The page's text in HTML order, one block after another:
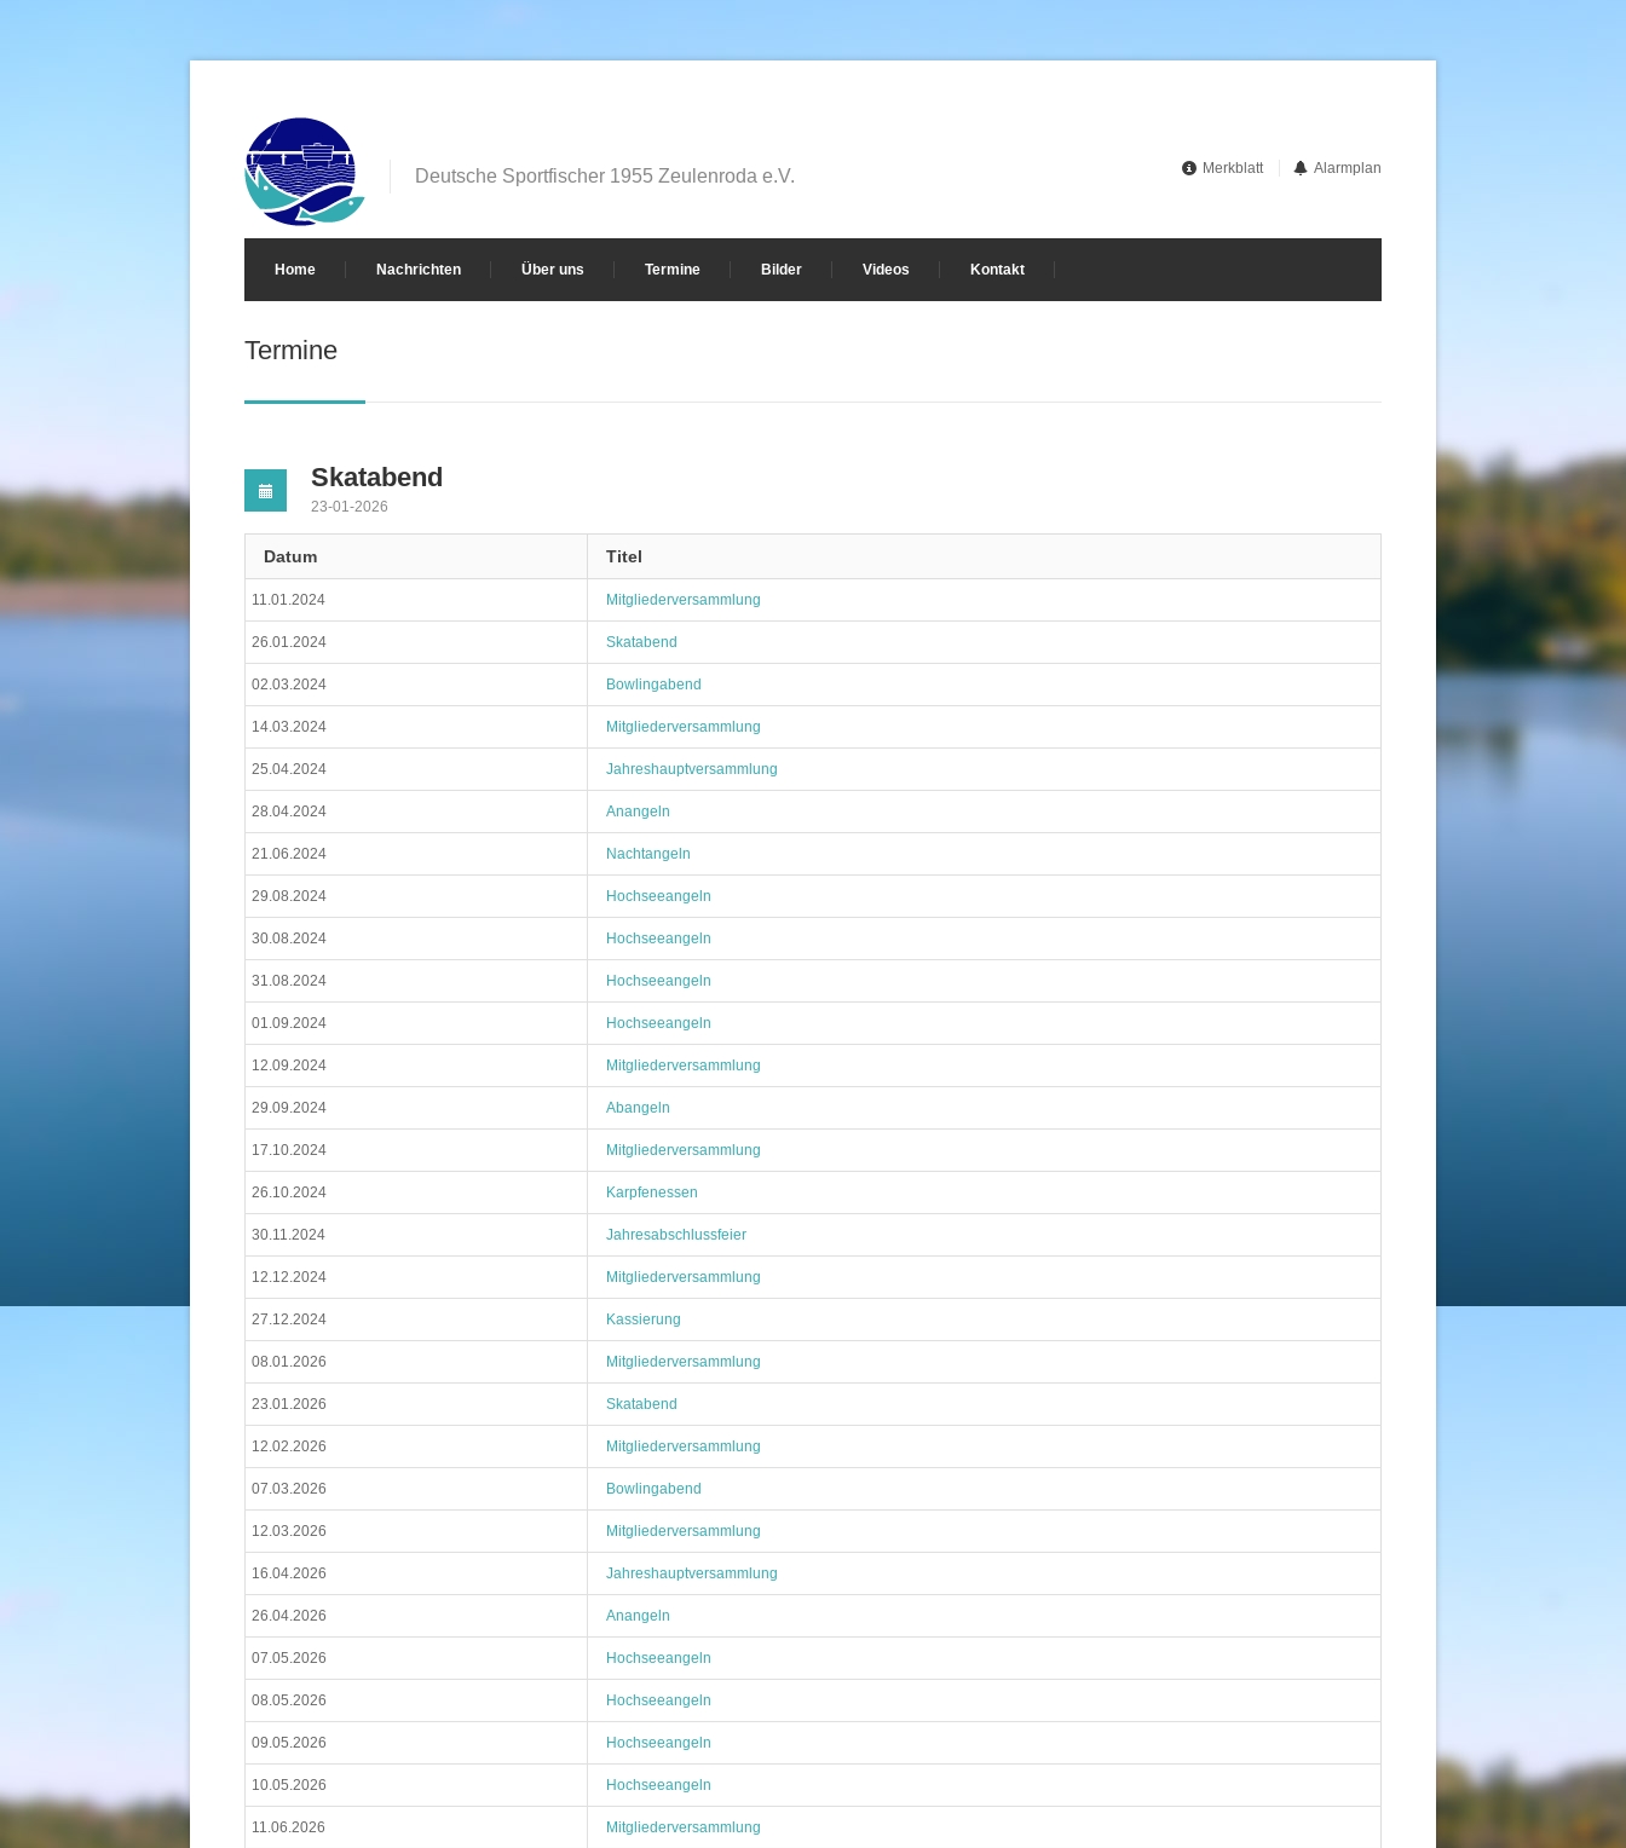
Deutsche Sportfischer 1955 Zeulenroda e.V. Merkblatt Alarmplan
Home Nachrichten Über uns Termine Bilder Videos Kontakt
Termine
Skatabend
23-01-2026
Datum Titel
11.01.2024 Mitgliederversammlung
26.01.2024 Skatabend
02.03.2024 Bowlingabend
14.03.2024 Mitgliederversammlung
25.04.2024 Jahreshauptversammlung
28.04.2024 Anangeln
21.06.2024 Nachtangeln
29.08.2024 Hochseeangeln
30.08.2024 Hochseeangeln
31.08.2024 Hochseeangeln
01.09.2024 Hochseeangeln
12.09.2024 Mitgliederversammlung
29.09.2024 Abangeln
17.10.2024 Mitgliederversammlung
26.10.2024 Karpfenessen
30.11.2024 Jahresabschlussfeier
12.12.2024 Mitgliederversammlung
27.12.2024 Kassierung
08.01.2026 Mitgliederversammlung
23.01.2026 Skatabend
12.02.2026 Mitgliederversammlung
07.03.2026 Bowlingabend
12.03.2026 Mitgliederversammlung
16.04.2026 Jahreshauptversammlung
26.04.2026 Anangeln
07.05.2026 Hochseeangeln
08.05.2026 Hochseeangeln
09.05.2026 Hochseeangeln
10.05.2026 Hochseeangeln
11.06.2026 Mitgliederversammlung